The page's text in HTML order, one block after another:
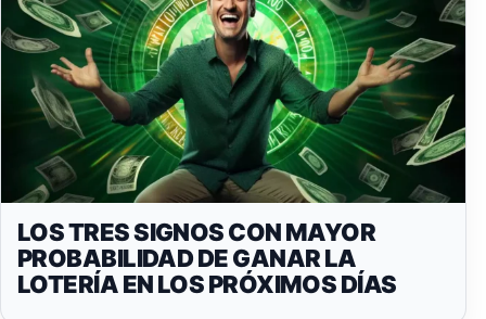
LOS TRES SIGNOS CON MAYOR
PROBABILIDAD DE GANAR LA
LOTERÍA EN LOS PRÓXIMOS DÍAS